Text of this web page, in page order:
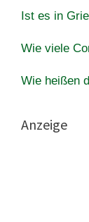
Ist es in
Wie viele
Wie heißen
Anzeige